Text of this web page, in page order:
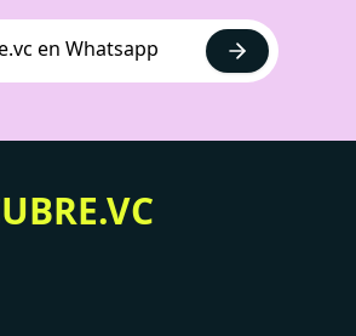
en Whatsapp